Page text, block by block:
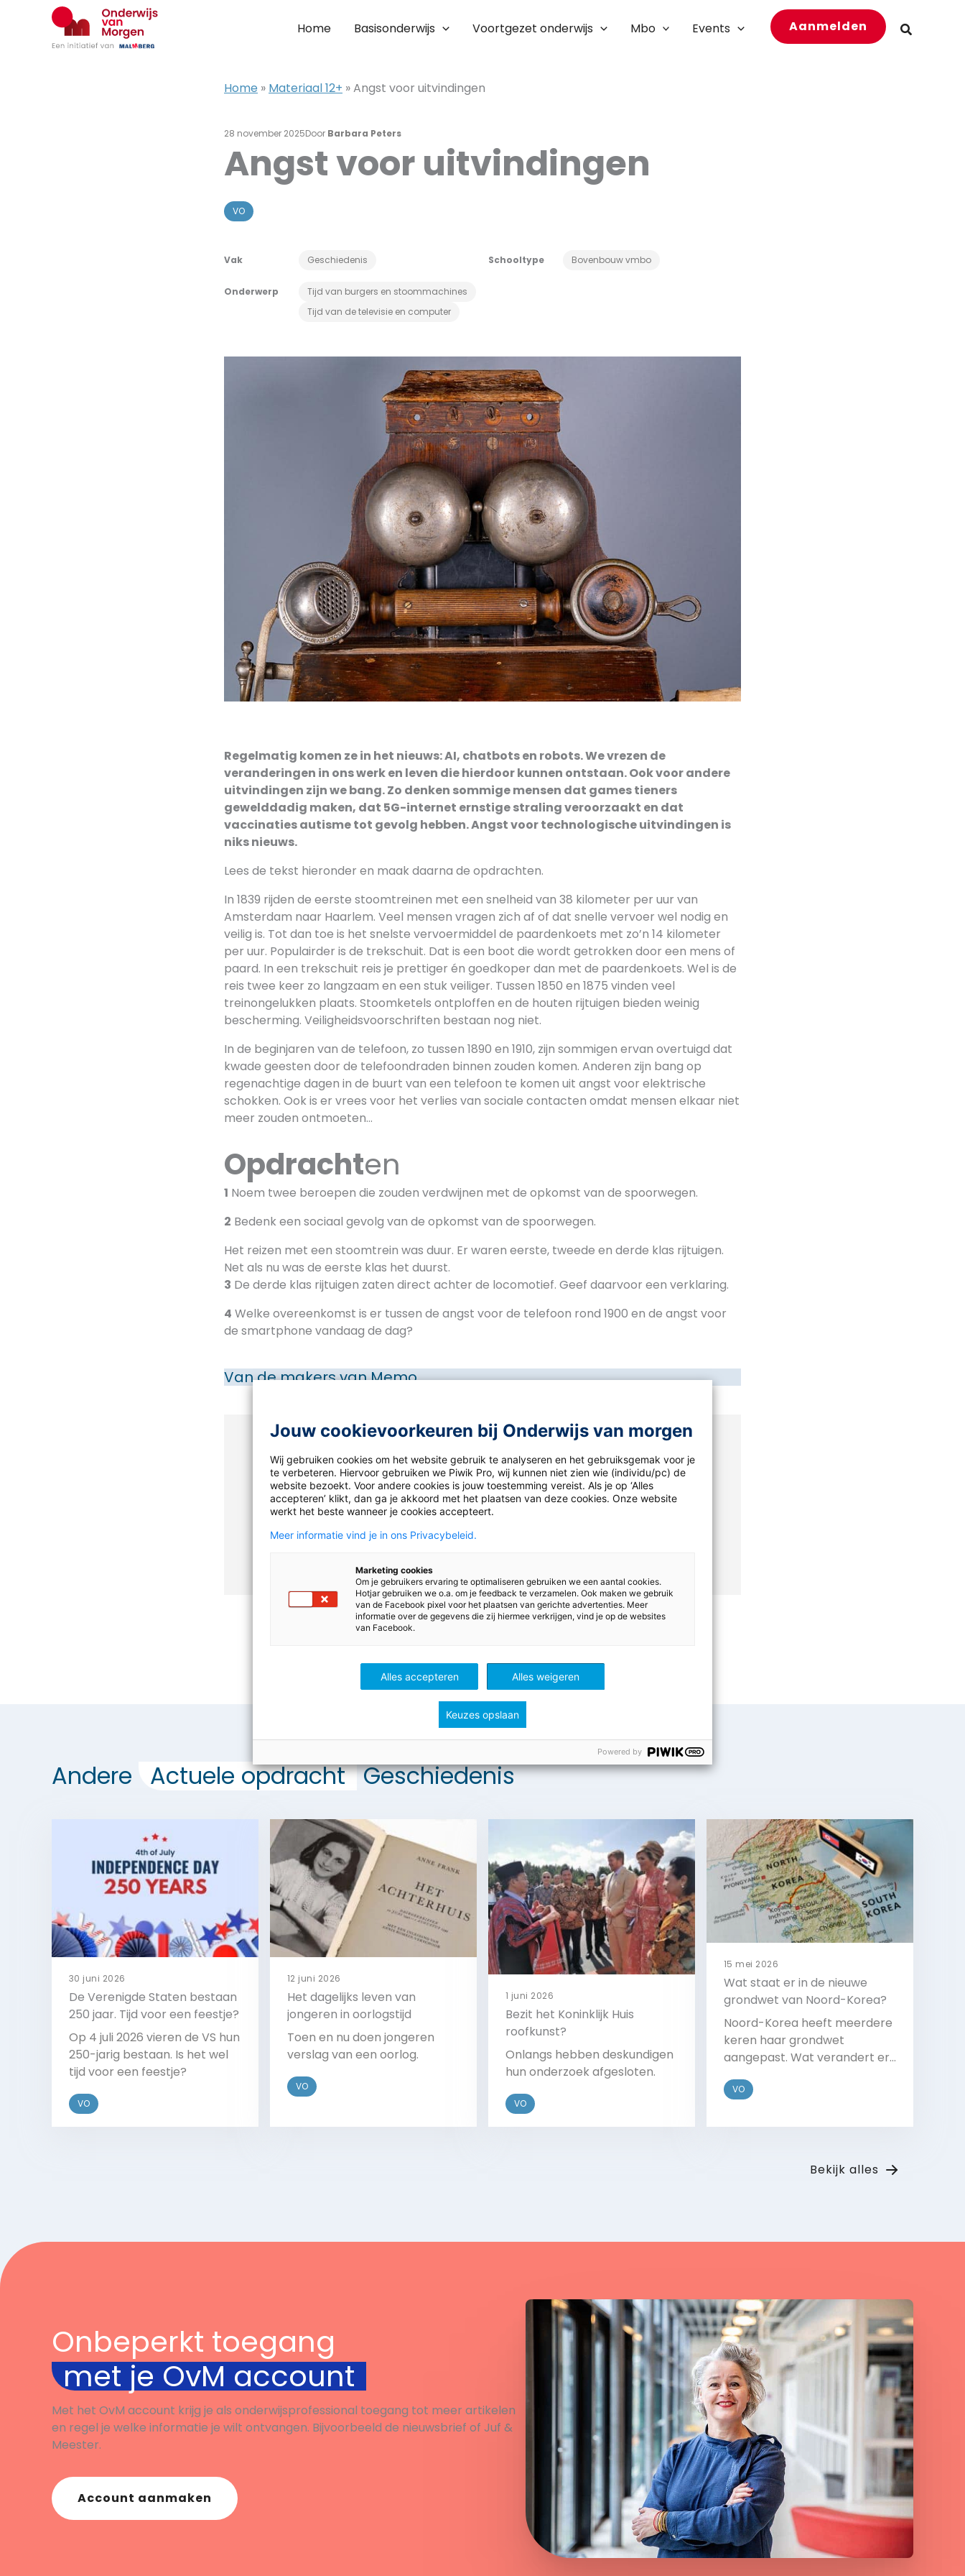
Home Basisonderwijs Voortgezet onderwijs Mbo Events Aanmelden Zoeken
Home » Materiaal 12+ »Angst voor uitvindingen
28 november 2025Door Barbara Peters
VO
Vak Geschiedenis Schooltype Bovenbouw vmbo
Onderwerp
Tijd van burgers en stoommachines
Tijd van de televisie en computer
Angst voor uitvindingen
Regelmatig komen ze in het nieuws: AI, chatbots en robots. We vrezen de
veranderingen in ons werk en leven die hierdoor kunnen ontstaan. Ook voor andere
uitvindingen zijn we bang. Zo denken sommige mensen dat games tieners
gewelddadig maken, dat 5G-internet ernstige straling veroorzaakt en dat
vaccinaties autisme tot gevolg hebben. Angst voor technologische uitvindingen is
niks nieuws.
Lees de tekst hieronder en maak daarna de opdrachten.
In 1839 rijden de eerste stoomtreinen met een snelheid van 38 kilometer per uur van
Amsterdam naar Haarlem. Veel mensen vragen zich af of dat snelle vervoer wel nodig en
veilig is. Tot dan toe is het snelste vervoermiddel de paardenkoets met zo’n 14 kilometer
per uur. Populairder is de trekschuit. Dat is een boot die wordt getrokken door een mens of
paard. In een trekschuit reis je prettiger én goedkoper dan met de paardenkoets. Wel is de
reis twee keer zo langzaam en een stuk veiliger. Tussen 1850 en 1875 vinden veel
treinongelukken plaats. Stoomketels ontploffen en de houten rijtuigen bieden weinig
bescherming. Veiligheidsvoorschriften bestaan nog niet.
In de beginjaren van de telefoon, zo tussen 1890 en 1910, zijn sommigen ervan overtuigd dat
kwade geesten door de telefoondraden binnen zouden komen. Anderen zijn bang op
regenachtige dagen in de buurt van een telefoon te komen uit angst voor elektrische
schokken. Ook is er vrees voor het verlies van sociale contacten omdat mensen elkaar niet
meer zouden ontmoeten…
Opdrachten
1 Noem twee beroepen die zouden verdwijnen met de opkomst van de spoorwegen.
2 Bedenk een sociaal gevolg van de opkomst van de spoorwegen.
Het reizen met een stoomtrein was duur. Er waren eerste, tweede en derde klas rijtuigen.
Net als nu was de eerste klas het duurst.
3 De derde klas rijtuigen zaten direct achter de locomotief. Geef daarvoor een verklaring.
4 Welke overeenkomst is er tussen de angst voor de telefoon rond 1900 en de angst voor
de smartphone vandaag de dag?
Van de makers vanMemo
Om de antwoorden te kunnen zien, moet je zijn ingelogd. Heb je nog geen
account? Meld je dan nu aan! Het is GRATIS.
Meld je aan
Andere Actuele opdracht Geschiedenis
30 juni 2026
De Verenigde Staten bestaan
250 jaar. Tijd voor een feestje?
Op 4 juli 2026 vieren de VS hun
250-jarig bestaan. Is het wel
tijd voor een feestje?
VO
12 juni 2026
Het dagelijks leven van
jongeren in oorlogstijd
Toen en nu doen jongeren
verslag van een oorlog.
VO
1 juni 2026
Bezit het Koninklijk Huis
roofkunst?
Onlangs hebben deskundigen
hun onderzoek afgesloten.
VO
15 mei 2026
Wat staat er in de nieuwe
grondwet van Noord-Korea?
Noord-Korea heeft meerdere
keren haar grondwet
aangepast. Wat verandert er
VO
Bekijk alles
Onbeperkt toegang
met je OvM account
Met het OvM account krijg je als onderwijsprofessional toegang tot meer artikelen
en regel je welke informatie je wilt ontvangen. Bijvoorbeeld de nieuwsbrief of Juf &
Meester.
Account aanmaken
Jouw cookievoorkeuren bij Onderwijs van morgen
Wij gebruiken cookies om het website gebruik te analyseren en het gebruiksgemak voor je
te verbeteren. Hiervoor gebruiken we Piwik Pro, wij kunnen niet zien wie (individu/pc) de
website bezoekt. Voor andere cookies is jouw toestemming vereist. Als je op ‘Alles
accepteren’ klikt, dan ga je akkoord met het plaatsen van deze cookies. Onze website
werkt het beste wanneer je cookies accepteert.
Meer informatie vind je in ons Privacybeleid.
Marketing cookies
Om je gebruikers ervaring te optimaliseren gebruiken we een aantal cookies.
Hotjar gebruiken we o.a. om je feedback te verzamelen. Ook maken we gebruik
van de Facebook pixel voor het plaatsen van gerichte advertenties. Meer
informatie over de gegevens die zij hiermee verkrijgen, vind je op de websites
van Facebook.
Alles accepteren Alles weigeren
Keuzes opslaan
Powered by